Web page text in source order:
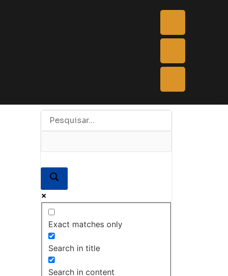
Exact matches only
Search in title
Search in content